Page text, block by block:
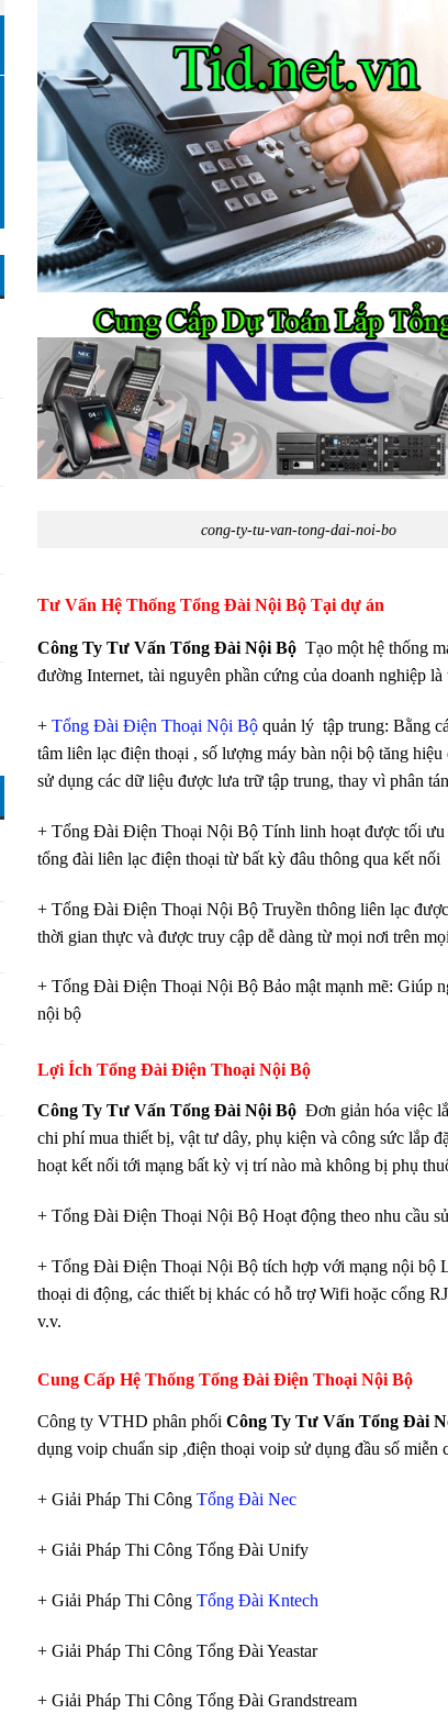
cong-ty-tu-van-tong-dai-noi-bo
Tư Vấn Hệ Thống Tổng Đài Nội Bộ Tại dự án
Công Ty Tư Vấn Tổng Đài Nội Bộ Tạo một hệ thống
đường Internet, tài nguyên phần cứng của doanh nghiệp
+ Tổng Đài Điện Thoại Nội Bộ quản lý tập trung: Bằng
tâm liên lạc điện thoại , số lượng máy bàn nội bộ tăng
sử dụng các dữ liệu được lưa trữ tập trung, thay vì phân
+ Tổng Đài Điện Thoại Nội Bộ Tính linh hoạt được tối ưu
tổng đài liên lạc điện thoại từ bất kỳ đâu thông qua kết nối
+ Tổng Đài Điện Thoại Nội Bộ Truyền thông liên lạc
thời gian thực và được truy cập dễ dàng từ mọi nơi trên
+ Tổng Đài Điện Thoại Nội Bộ Bảo mật mạnh mẽ: Giúp
nội bộ
Lợi Ích Tổng Đài Điện Thoại Nội Bộ
Công Ty Tư Vấn Tổng Đài Nội Bộ Đơn giản hóa việc
chi phí mua thiết bị, vật tư dây, phụ kiện và công sức lắp
hoạt kết nối tới mạng bất kỳ vị trí nào mà không bị phụ
+ Tổng Đài Điện Thoại Nội Bộ Hoạt động theo nhu cầu
+ Tổng Đài Điện Thoại Nội Bộ tích hợp với mạng nội bộ
thoại di động, các thiết bị khác có hỗ trợ Wifi hoặc cổng
v.v.
Cung Cấp Hệ Thống Tổng Đài Điện Thoại Nội Bộ
Công ty VTHD phân phối Công Ty Tư Vấn Tổng Đài
dụng voip chuẩn sip ,điện thoại voip sử dụng đầu số
+ Giải Pháp Thi Công Tổng Đài Nec
+ Giải Pháp Thi Công Tổng Đài Unify
+ Giải Pháp Thi Công Tổng Đài Kntech
+ Giải Pháp Thi Công Tổng Đài Yeastar
+ Giải Pháp Thi Công Tổng Đài Grandstream